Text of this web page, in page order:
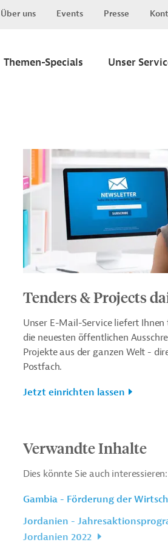
Über uns Events Presse
Themen-Specials Unser
Tenders & Projects
Unser E-Mail-Service liefert Ihnen
die neuesten öffentlichen
Projekte aus der ganzen Welt -
Postfach.
Jetzt einrichten lassen
Verwandte Inhalte
Dies könnte Sie auch interessieren:
Gambia - Förderung der
Jordanien -
Jordanien 2022